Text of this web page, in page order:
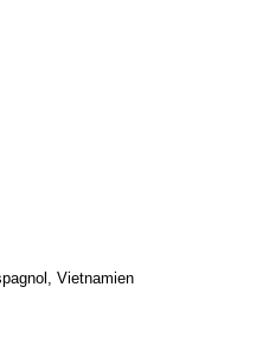
Vietnamien